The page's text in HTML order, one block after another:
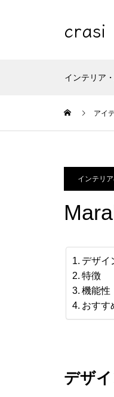
crasi
インテリア
アイ
インテリ
デザイ
特徴
機能性
おすす
デザ